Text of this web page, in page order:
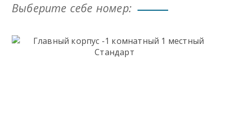
Выберите себе номер: